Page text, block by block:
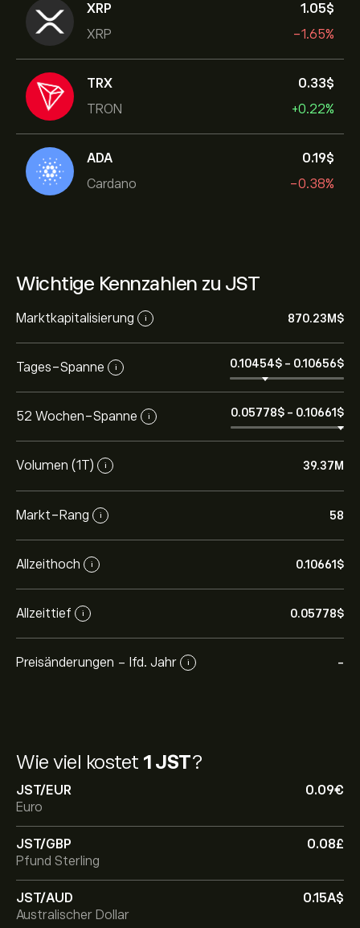
XRP
XRP
1.05‎$‎
-1.65%
TRX
TRON
0.33‎$‎
+0.22%
ADA
Cardano
0.19‎$‎
-0.38%
Wie viel kostet 1 JST?
JST/EUR
0.09‎€‎
Euro
JST/GBP
0.08‎£‎
Pfund Sterling
JST/AUD
0.15‎A$‎
Australischer Dollar
Wichtige Kennzahlen zu JST
Marktkapitalisierung i 870.23M‎$‎
Tages-Spanne i 0.10454‎$‎ - 0.10656‎$‎
52 Wochen-Spanne i 0.05778‎$‎ - 0.10661‎$‎
Volumen (1T) i 39.37M
Markt-Rang i 58
Allzeithoch i 0.10661‎$‎
Allzeittief i 0.05778‎$‎
Preisänderungen - lfd. Jahr i -